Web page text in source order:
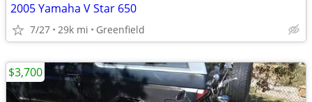
2005 Yamaha V Star 650
7/27 29k mi Greenfield
$3,700